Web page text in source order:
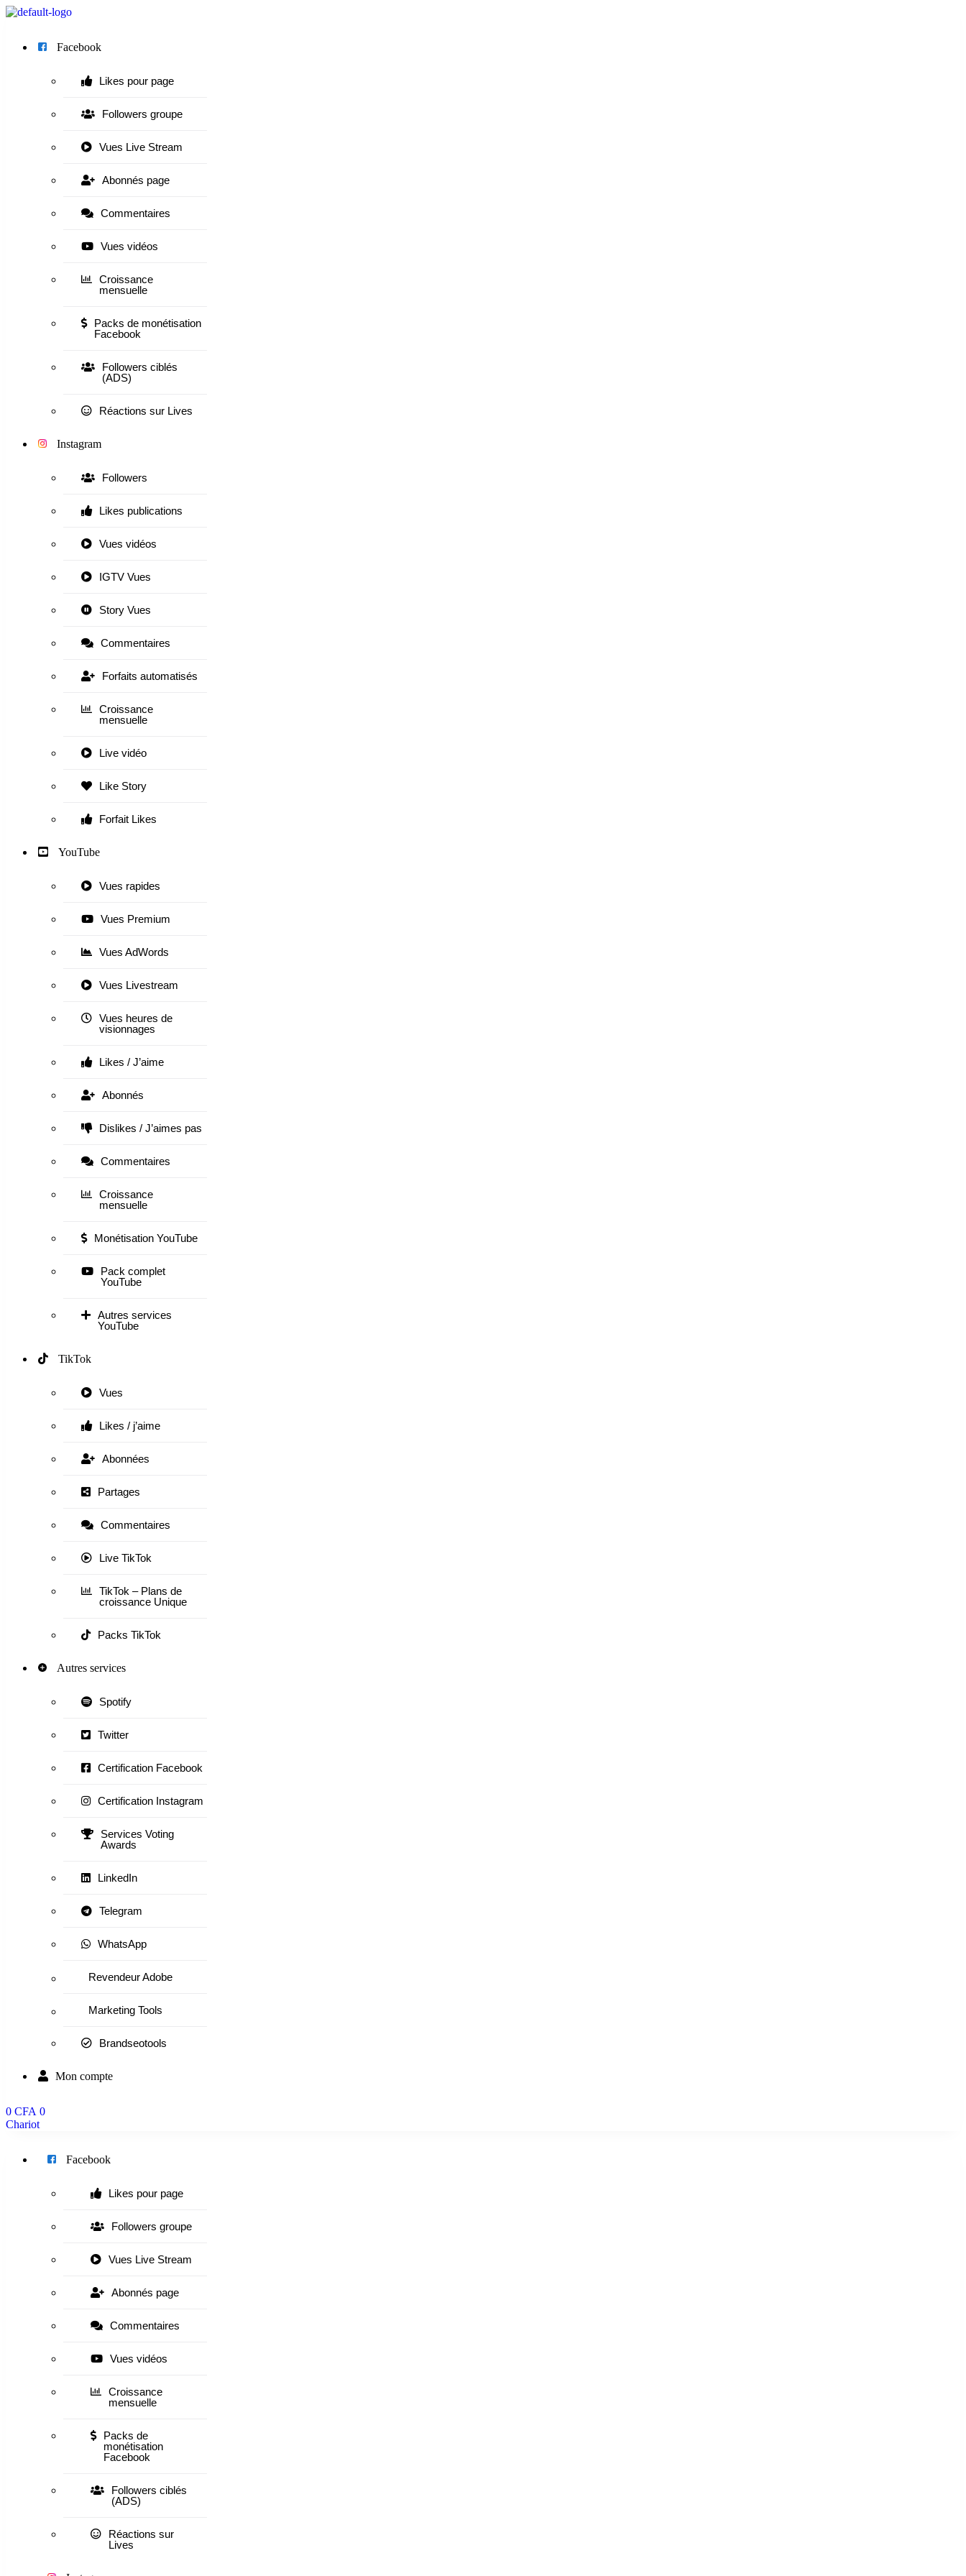
Facebook
Likes pour page
Followers groupe
Vues Live Stream
Abonnés page
Commentaires
Vues vidéos
Croissance
mensuelle
Packs de monétisation
Facebook
Followers ciblés
(ADS)
Réactions sur Lives
Instagram
Followers
Likes publications
Vues vidéos
IGTV Vues
Story Vues
Commentaires
Forfaits automatisés
Croissance
mensuelle
Live vidéo
Like Story
Forfait Likes
YouTube
Vues rapides
Vues Premium
Vues AdWords
Vues Livestream
Vues heures de
visionnages
Likes / J’aime
Abonnés
Dislikes / J’aimes pas
Commentaires
Croissance
mensuelle
Monétisation YouTube
Pack complet
YouTube
Autres services
YouTube
TikTok
Vues
Likes / j’aime
Abonnées
Partages
Commentaires
Live TikTok
TikTok – Plans de
croissance Unique
Packs TikTok
Autres services
Spotify
Twitter
Certification Facebook
Certification Instagram
Services Voting
Awards
LinkedIn
Telegram
WhatsApp
Revendeur Adobe
Marketing Tools
Brandseotools
Mon compte
0 CFA 0
Chariot
Facebook
Likes pour page
Followers groupe
Vues Live Stream
Abonnés page
Commentaires
Vues vidéos
Croissance
mensuelle
Packs de
monétisation
Facebook
Followers ciblés
(ADS)
Réactions sur
Lives